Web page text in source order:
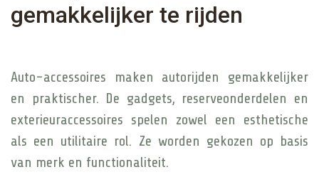
gemakkelijker te rijden
Auto-accessoires maken autorijden gemakkelijker
en praktischer. De gadgets, reserveonderdelen en
exterieuraccessoires spelen zowel een esthetische
als een utilitaire rol. Ze worden gekozen op basis
van merk en functionaliteit.